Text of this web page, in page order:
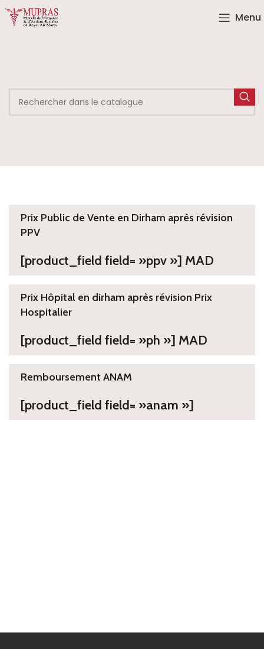
Menu
Prix Public de Vente en Dirham après révision
PPV
[product_field field= »ppv »] MAD
Prix Hôpital en dirham après révision Prix
Hospitalier
[product_field field= »ph »] MAD
Remboursement ANAM
[product_field field= »anam »]